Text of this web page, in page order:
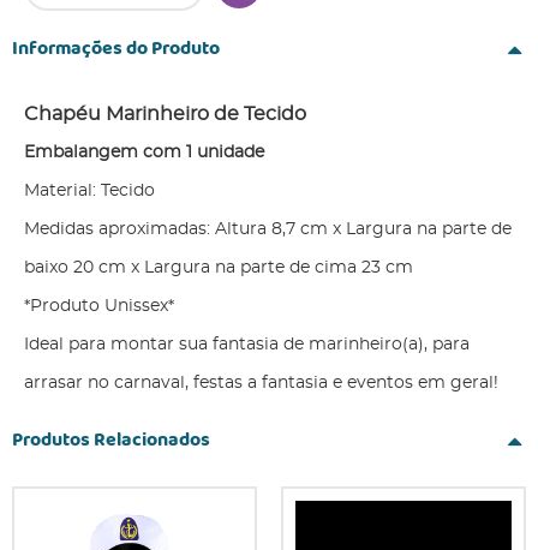
Informações do Produto
Chapéu Marinheiro de Tecido
Embalangem com 1 unidade
Material: Tecido
Medidas aproximadas: Altura 8,7 cm x Largura na parte de
baixo 20 cm x Largura na parte de cima 23 cm
*Produto Unissex*
Ideal para montar sua fantasia de marinheiro(a), para
arrasar no carnaval, festas a fantasia e eventos em geral!
Produtos Relacionados